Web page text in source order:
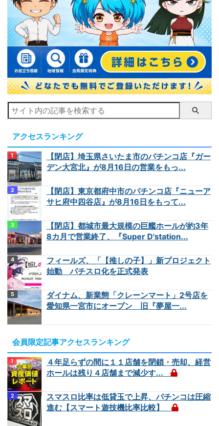
アクセスランキング
【閉店】埼玉県さいたま市のパチンコ店『ガー
デン大宮北』が8月16日の営業をもっ...
【閉店】東京都府中市のパチンコ店『ニューア
サヒ府中四谷店』が8月16日をもって...
【閉店】都城市最大規模の巨艦ホールが約3年
8カ月で営業終了、『Super D'station...
フィールズ、「【推しの子】」新プロジェクト
始動 パチスロ化を正式発表
ダイナム、新業態「クレーンマート」2号店を
愛知県一宮市にオープン 旧『夢屋一...
会員限定記事アクセスランキング
４年足らずの間に１１店舗を閉鎖・売却、経営
ホールは残り４店舗まで減少す...
スマスロ比率は低貸玉で上昇、パチンコは圧縮
進む【スマート遊技機比率比較】